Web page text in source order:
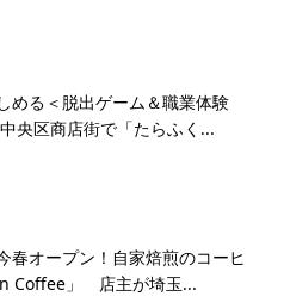
める＜脱出ゲーム＆職業体験
央区商店街で「たらふく...
春オープン！自家焙煎のコーヒ
Coffee」 店主が埼玉...